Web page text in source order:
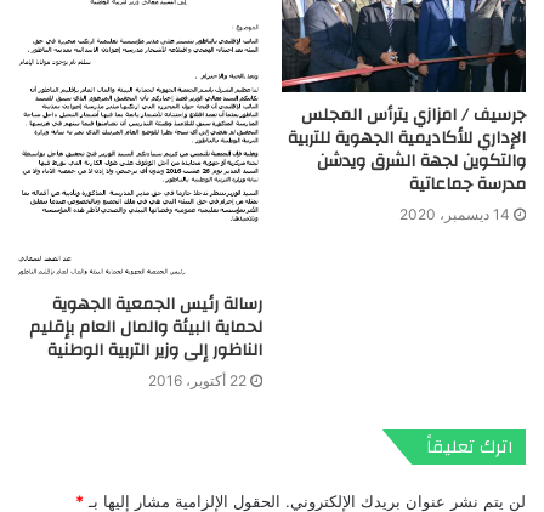
جرسيف / امزازي يترأس المجلس
الإداري للأكاديمية الجهوية للتربية
والتكوين لجهة الشرق ويدشن
مدرسة جماعاتية
14 ديسمبر، 2020
رسالة رئيس الجمعية الجهوية
لحماية البيئة والمال العام بإقليم
الناظور إلى وزير التربية الوطنية
22 أكتوبر، 2016
اترك تعليقاً
لن يتم نشر عنوان بريدك الإلكتروني. الحقول الإلزامية مشار إليها بـ *